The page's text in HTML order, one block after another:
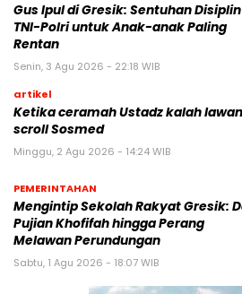
Gus Ipul di Gresik: Sentuhan Disiplin
TNI-Polri untuk Anak-anak Paling
Rentan
Senin, 3 Agu 2026 - 22:18 WIB
artikel
Ketika ceramah Ustadz kalah lawan
scroll Sosmed
Minggu, 2 Agu 2026 - 14:24 WIB
PEMERINTAHAN
Mengintip Sekolah Rakyat Gresik:
Pujian Khofifah hingga Perang
Melawan Perundungan
Sabtu, 1 Agu 2026 - 18:07 WIB